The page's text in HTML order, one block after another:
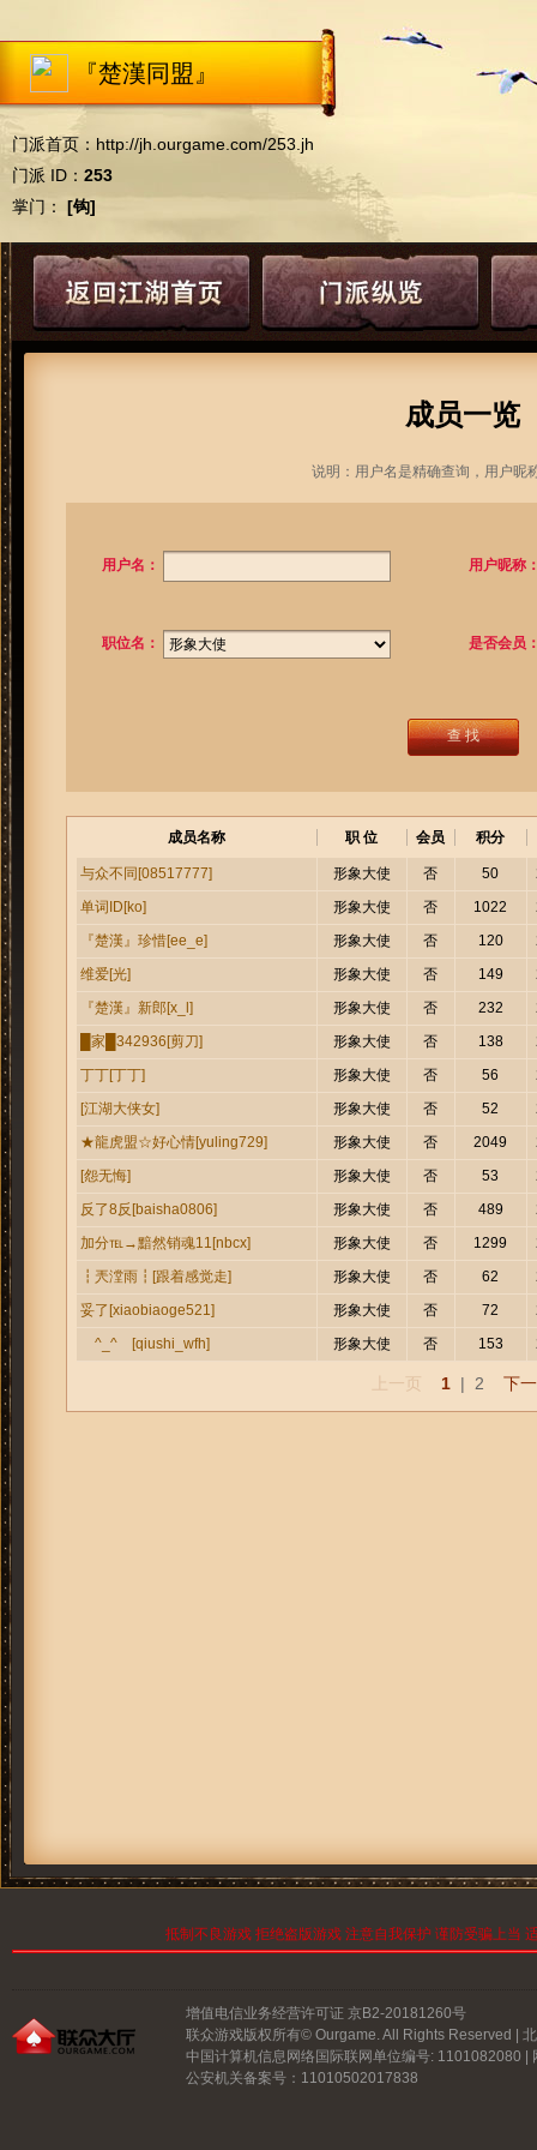
『楚漢同盟』
门派首页： http://jh.ourgame.com/253.jh
门派 ID： 253
掌门：
[钩]
成员一览
说明：用户名是精确查询，用户昵
用户名： 用户昵称
职位名： 是否会员
查 找
成员名称 职 位 会员 积分
与众不同[08517777] 形象大使 否 50
单词ID[ko] 形象大使 否 1022
『楚漢』珍惜[ee_e] 形象大使 否 120
维爱[光] 形象大使 否 149
『楚漢』新郎[x_l] 形象大使 否 232
█家█342936[剪刀] 形象大使 否 138
丁丁[丁丁] 形象大使 否 56
[江湖大侠女] 形象大使 否 52
★龍虎盟☆好心情[yuling729] 形象大使 否 2049
[怨无悔] 形象大使 否 53
反了8反[baisha0806] 形象大使 否 489
加分℡→黯然销魂11[nbcx] 形象大使 否 1299
┇兲漟雨┇[跟着感觉走] 形象大使 否 62
妥了[xiaobiaoge521] 形象大使 否 72
ゞ^_^ゞ[qiushi_wfh] 形象大使 否 153
上一页 1 | 2 下
抵制不良游戏 拒绝盗版游戏 注意自我保护 谨防受骗上当
增值电信业务经营许可证 京B2-20181260号
联众游戏版权所有© Ourgame. All Rights Reserved |
中国计算机信息网络国际联网单位编号: 1101082080
公安机关备案号：11010502017838